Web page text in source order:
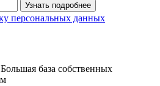
Узнать подробнее
персональных данных
Большая база собственных